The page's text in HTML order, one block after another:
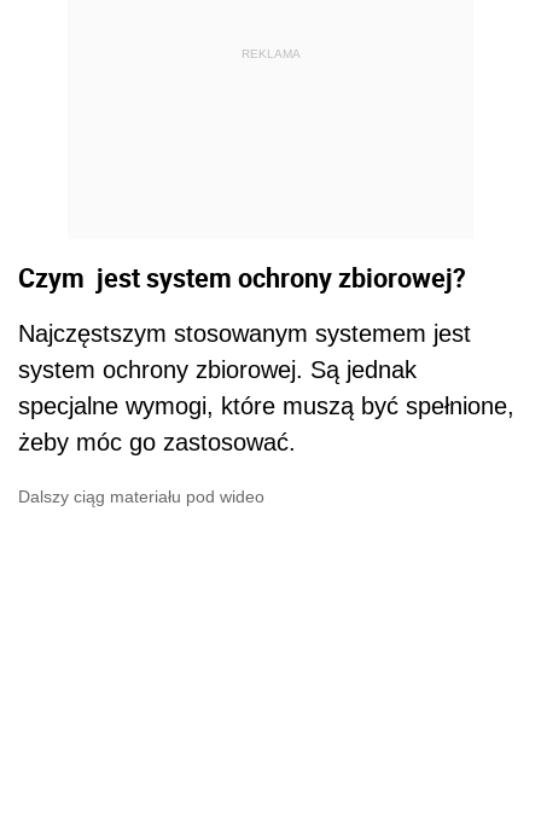
REKLAMA
Czym jest system ochrony zbiorowej?
Najczęstszym stosowanym systemem jest
system ochrony zbiorowej. Są jednak
specjalne wymogi, które muszą być spełnione,
żeby móc go zastosować.
Dalszy ciąg materiału pod wideo